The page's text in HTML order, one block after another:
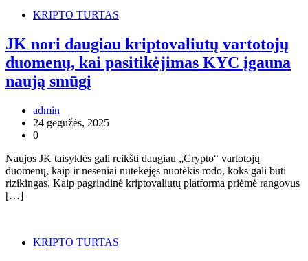
KRIPTO TURTAS
JK nori daugiau kriptovaliutų vartotojų
duomenų, kai pasitikėjimas KYC įgauna
naują smūgį
admin
24 gegužės, 2025
0
Naujos JK taisyklės gali reikšti daugiau „Crypto“ vartotojų
duomenų, kaip ir neseniai nutekėjęs nuotėkis rodo, koks gali būti
rizikingas. Kaip pagrindinė kriptovaliutų platforma priėmė rangovus
[…]
KRIPTO TURTAS